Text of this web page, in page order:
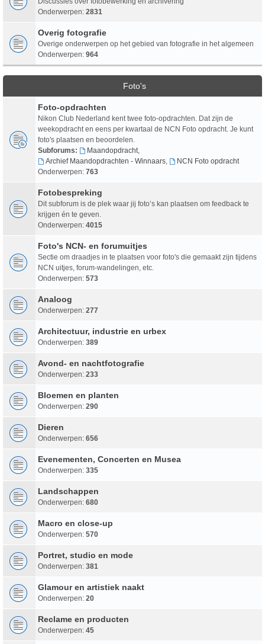
Onderwerpen: 2831
Overig fotografie
Overige onderwerpen op het gebied van fotografie in het algemeen
Onderwerpen: 964
Foto's
Foto-opdrachten
Nikon Club Nederland kent twee foto-opdrachten. Dat zijn de
weekopdracht en eens per kwartaal de NCN Foto opdracht. Je kunt
foto's plaatsen en beoordelen.
Subforums:
Maandopdracht,
Archief Maandopdrachten - Winnaars,
NCN Foto opdracht
Onderwerpen: 763
Fotobespreking
Dit subforum is de plek waar jij foto’s kan plaatsen om feedback te
krijgen én te geven.
Onderwerpen: 4015
Foto's NCN- en forumuitjes
Sectie om draadjes in te plaatsen voor foto's die gemaakt zijn tijdens
NCN uitjes, forum-wandelingen, etc.
Onderwerpen: 573
Analoog
Onderwerpen: 277
Architectuur, industrie en urbex
Onderwerpen: 389
Avond- en nachtfotografie
Onderwerpen: 233
Bloemen en planten
Onderwerpen: 290
Dieren
Onderwerpen: 656
Evenementen, Concerten en Musea
Onderwerpen: 335
Landschappen
Onderwerpen: 680
Macro en close-up
Onderwerpen: 570
Portret, studio en mode
Onderwerpen: 381
Glamour en artistiek naakt
Onderwerpen: 20
Reclame en producten
Onderwerpen: 45